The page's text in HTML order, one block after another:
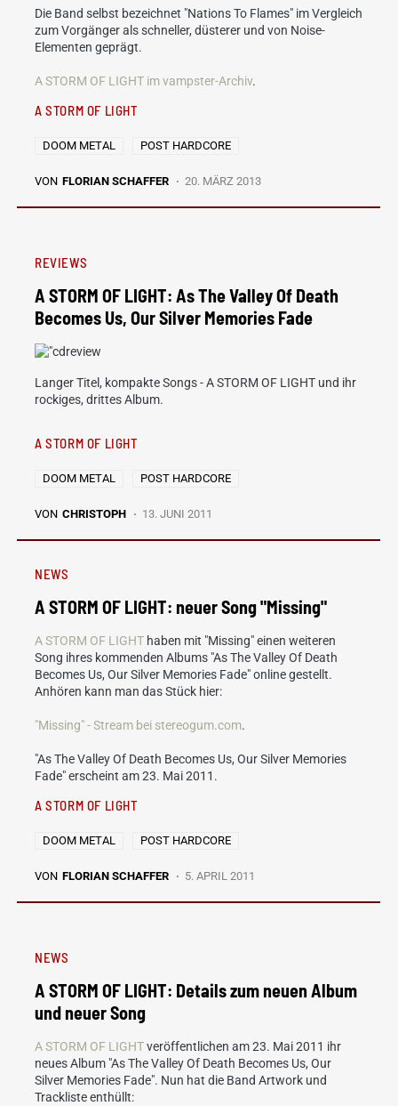
Die Band selbst bezeichnet "Nations To Flames" im Vergleich
zum Vorgänger als schneller, düsterer und von Noise-
Elementen geprägt.
A STORM OF LIGHT im vampster-Archiv.
A STORM OF LIGHT
DOOM METAL POST HARDCORE
VON FLORIAN SCHAFFER 20. MÄRZ 2013
REVIEWS
A STORM OF LIGHT: As The Valley Of Death
Becomes Us, Our Silver Memories Fade
Langer Titel, kompakte Songs - A STORM OF LIGHT und ihr
rockiges, drittes Album.
A STORM OF LIGHT
DOOM METAL POST HARDCORE
VON CHRISTOPH 13. JUNI 2011
NEWS
A STORM OF LIGHT: neuer Song "Missing"
A STORM OF LIGHT haben mit "Missing" einen weiteren
Song ihres kommenden Albums "As The Valley Of Death
Becomes Us, Our Silver Memories Fade" online gestellt.
Anhören kann man das Stück hier:
"Missing" - Stream bei stereogum.com.
"As The Valley Of Death Becomes Us, Our Silver Memories
Fade" erscheint am 23. Mai 2011.
A STORM OF LIGHT
DOOM METAL POST HARDCORE
VON FLORIAN SCHAFFER 5. APRIL 2011
NEWS
A STORM OF LIGHT: Details zum neuen Album
und neuer Song
A STORM OF LIGHTveröffentlichen am 23. Mai 2011 ihr
neues Album "As The Valley Of Death Becomes Us, Our
Silver Memories Fade". Nun hat die Band Artwork und
Trackliste enthüllt: